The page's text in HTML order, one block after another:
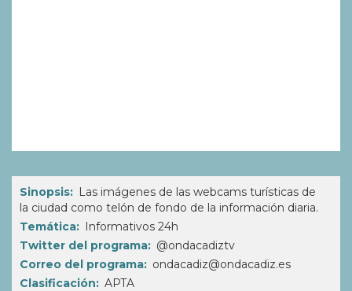
Sinopsis
Las imágenes de las webcams turísticas de
la ciudad como telón de fondo de la información diaria.
Temática
Informativos 24h
Twitter del programa
@ondacadiztv
Correo del programa
ondacadiz@ondacadiz.es
Clasificación
APTA